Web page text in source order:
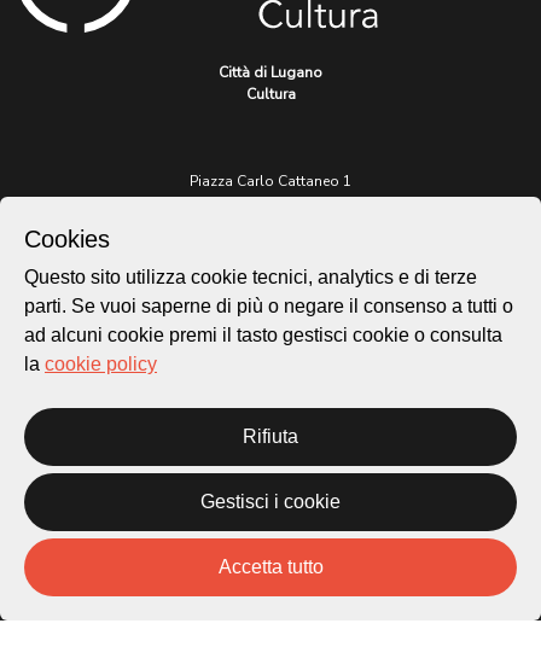
Città di Lugano
Cultura
Piazza Carlo Cattaneo 1
6976 Castagnola
Per informazioni:
patrimonio@lugano.ch
t. +41 58 866 68 50
lugano.ch
Cookie policy
Credits
Homepage
Temi
Mappa
Cookies
Questo sito utilizza cookie tecnici, analytics e di terze
parti. Se vuoi saperne di più o negare il consenso a tutti o
ad alcuni cookie premi il tasto gestisci cookie o consulta
la cookie policy
Rifiuta
Gestisci i cookie
Accetta tutto